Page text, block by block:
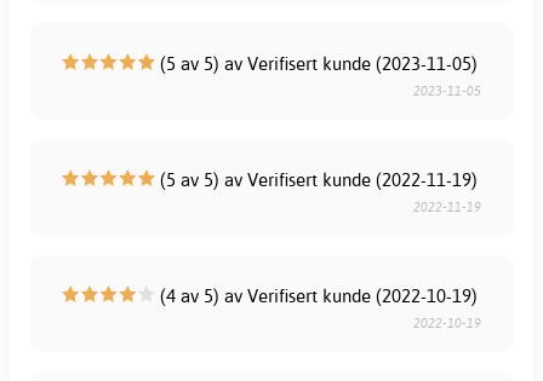
(5 av 5) av Verifisert kunde (2023-11-05)
2023-11-05
(5 av 5) av Verifisert kunde (2022-11-19)
2022-11-19
(4 av 5) av Verifisert kunde (2022-10-19)
2022-10-19